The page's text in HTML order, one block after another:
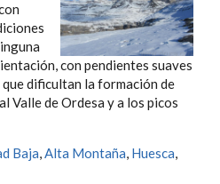
con pendientes suaves
dificultan la formación de
Valle de Ordesa y a los picos
Baja,Alta Montaña, Huesca,